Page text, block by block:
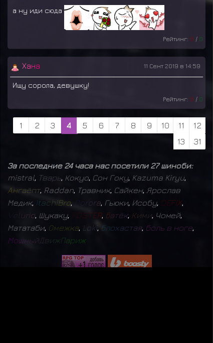
а ну иди сюда
Рейтинг: 0 / 0
Хана 11 Сент 2019 в 14:59
Ищу сорола, девушку!
Рейтинг: 0 / 0
1 2 3 4 5 6 7 8 9 10 11
12
13
31
За последние 24 часа нас посетили 27 шиноби:
mistral Тварь Кокуо Сон Гоку, Kazuma Kiryu,
Ангаёпт, Raddan Травник, Сайкен, Ярослав
Медик, ItachiBro Dorora Гьюки, Исобу, DEFIX,
urio Шукаку, F OSTER, Батёк, Кими Чомей,
Мататаби, Омежка, L oki, Блохастая, боль в ноге
Мощный ижПариж